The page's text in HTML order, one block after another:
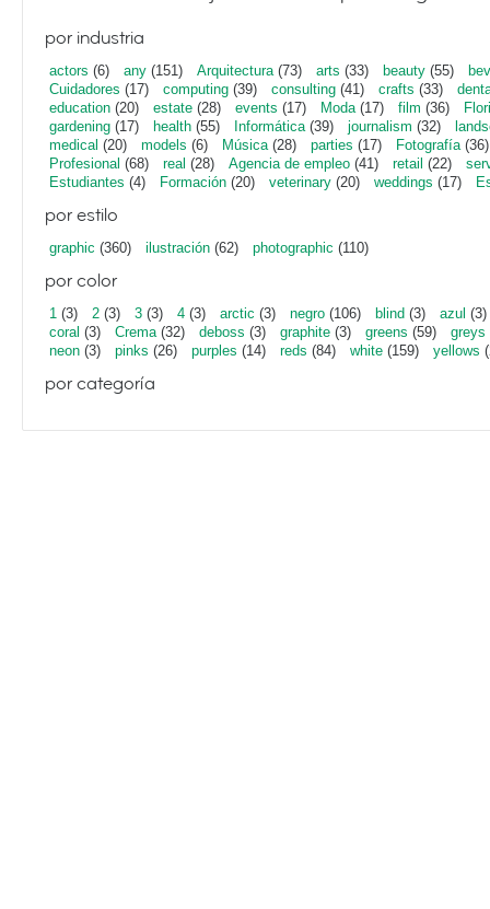
por industria
actors (6) any (151) Arquitectura(73) arts (33) beauty (55)
Cuidadores (17) computing (39) consulting (41) crafts (33)
education (20) estate (28) events (17) Moda(17) film (36)
gardening (17) health (55) Informática(39) journalism (32)
medical (20) models (6) Música(28) parties (17) Fotografía(36)
Profesional (68) real (28) Agencia de empleo (41) retail (22)
Estudiantes (4) Formación (20) veterinary (20) weddings (17)
por estilo
graphic (360) ilustración (62) photographic (110)
por color
1 (3) 2 (3) 3 (3) 4 (3) arctic (3) negro (106) blind (3) azul (3)
coral (3) Crema(32) deboss (3) graphite (3) greens (59) greys
neon (3) pinks (26) purples (14) reds (84) white (159) yellows
por categoría